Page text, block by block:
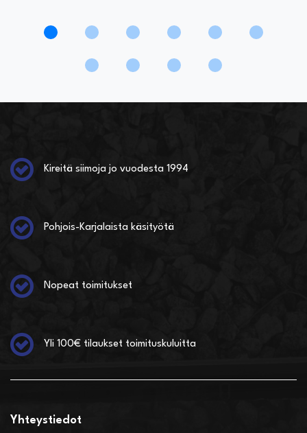
Kireitä siimoja jo vuodesta 1994
Pohjois-Karjalaista käsityötä
Nopeat toimitukset
Yli 100€ tilaukset toimituskuluitta
Yhteystiedot